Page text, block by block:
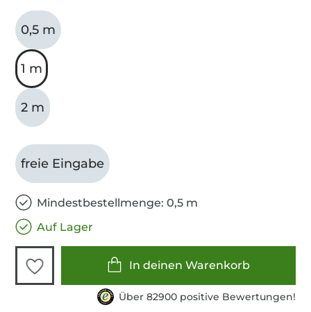
0,5 m
1 m
2 m
freie Eingabe
Mindestbestellmenge: 0,5 m
Auf Lager
In deinen Warenkorb
Über 82900 positive Bewertungen!